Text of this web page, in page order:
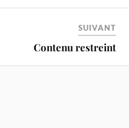
SUIVANT
Contenu restreint